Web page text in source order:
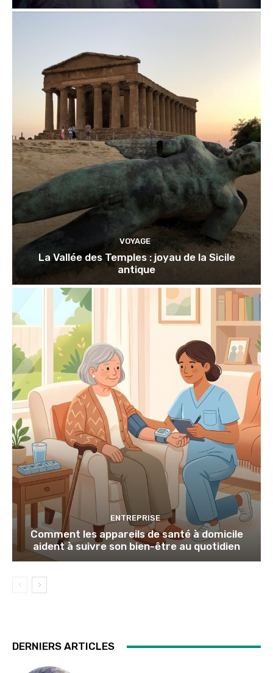
VOYAGE
La Vallée des Temples : joyau de la Sicile
antique
ENTREPRISE
Comment les appareils de santé à domicile
aident à suivre son bien-être au quotidien
DERNIERS ARTICLES